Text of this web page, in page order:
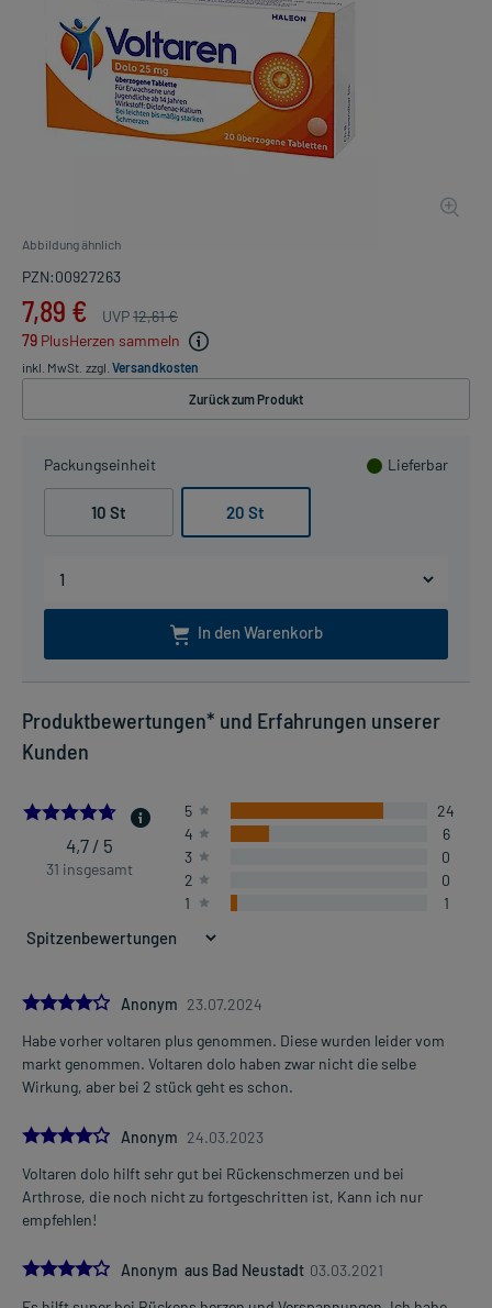
Abbildung ähnlich
PZN:00927263
7,89 € UVP12,61 €
79 PlusHerzen sammeln
inkl. MwSt. zzgl. Versandkosten
Zurück zum Produkt
Packungseinheit Lieferbar
10 St 20 St
In den Warenkorb
Produktbewertungen* und Erfahrungen unserer
Kunden
4.67741935483871
4,7 / 5
31 insgesamt
5
24
4
6
3
0
2
0
1
1
4.0Anonym 23.07.2024
Habe vorher voltaren plus genommen. Diese wurden leider vom
markt genommen. Voltaren dolo haben zwar nicht die selbe
Wirkung, aber bei 2 stück geht es schon.
4.0Anonym 24.03.2023
Voltaren dolo hilft sehr gut bei Rückenschmerzen und bei
Arthrose, die noch nicht zu fortgeschritten ist, Kann ich nur
empfehlen!
4.0Anonym aus Bad Neustadt 03.03.2021